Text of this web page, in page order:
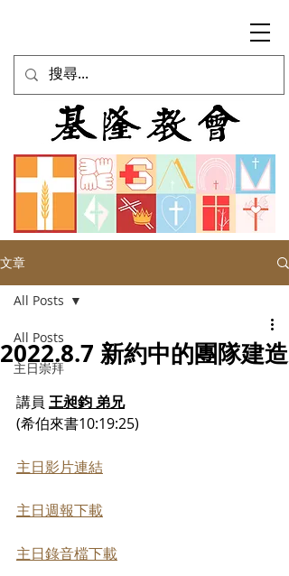
文章
All Posts
主日崇拜
All Posts
2022.8.7 新約中的團隊建造
講員 王昶鈞 弟兄
(希伯來書10:19:25)
主日影片連結
主日週報下載
主日錄音檔下載